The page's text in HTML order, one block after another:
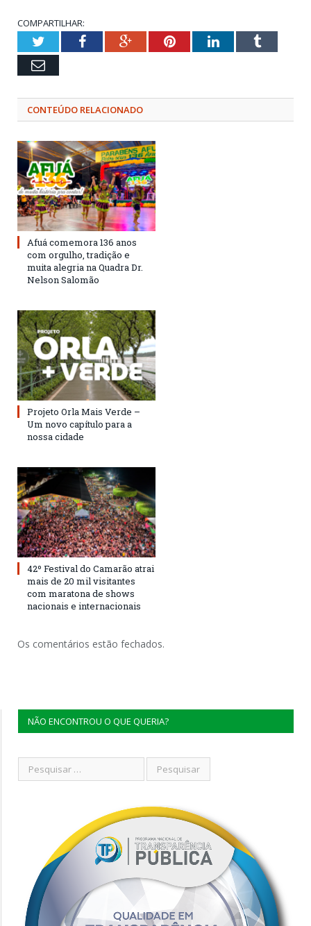
COMPARTILHAR:
TwitterFacebookGoogle+PinterestLinkedInTumblr
Email
CONTEÚDO RELACIONADO
Afuá comemora 136 anos
com orgulho, tradição e
muita alegria na Quadra Dr.
Nelson Salomão
Projeto Orla Mais Verde –
Um novo capítulo para a
nossa cidade
42º Festival do Camarão atrai
mais de 20 mil visitantes
com maratona de shows
nacionais e internacionais
Os comentários estão fechados.
NÃO ENCONTROU O QUE QUERIA?